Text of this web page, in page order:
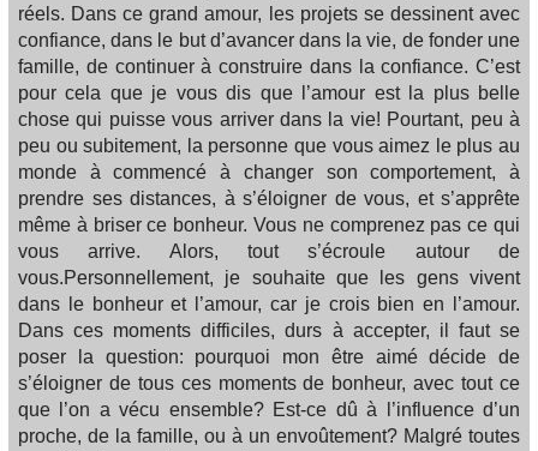
réels. Dans ce grand amour, les projets se dessinent avec
confiance, dans le but d’avancer dans la vie, de fonder une
famille, de continuer à construire dans la confiance. C’est
pour cela que je vous dis que l’amour est la plus belle
chose qui puisse vous arriver dans la vie! Pourtant, peu à
peu ou subitement, la personne que vous aimez le plus au
monde à commencé à changer son comportement, à
prendre ses distances, à s’éloigner de vous, et s’apprête
même à briser ce bonheur. Vous ne comprenez pas ce qui
vous arrive. Alors, tout s’écroule autour de
vous.Personnellement, je souhaite que les gens vivent
dans le bonheur et l’amour, car je crois bien en l’amour.
Dans ces moments difficiles, durs à accepter, il faut se
poser la question: pourquoi mon être aimé décide de
s’éloigner de tous ces moments de bonheur, avec tout ce
que l’on a vécu ensemble? Est-ce dû à l’influence d’un
proche, de la famille, ou à un envoûtement? Malgré toutes